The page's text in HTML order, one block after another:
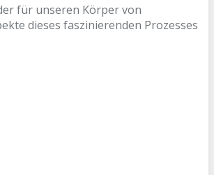
für unseren Körper von
dieses faszinierenden Prozesses